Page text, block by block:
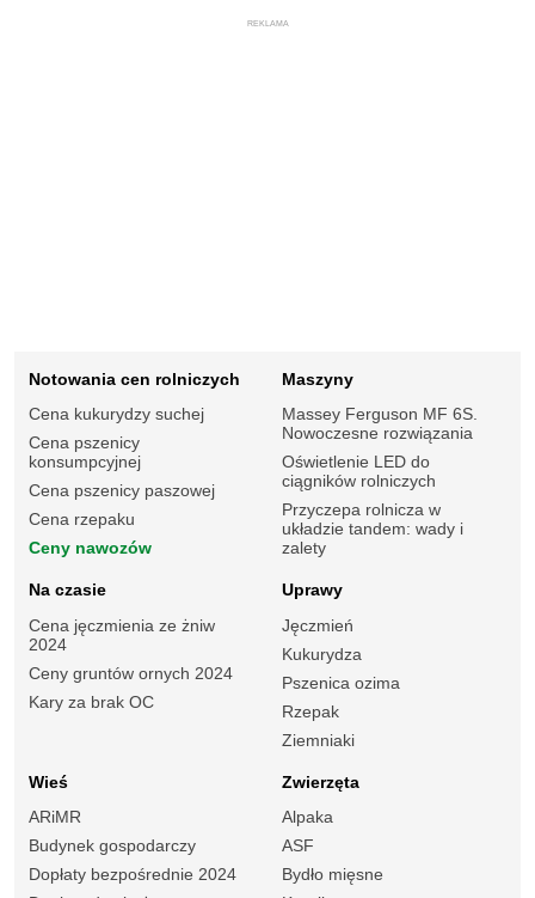
REKLAMA
Notowania cen rolniczych
Cena kukurydzy suchej
Cena pszenicy
konsumpcyjnej
Cena pszenicy paszowej
Cena rzepaku
Ceny nawozów
Maszyny
Massey Ferguson MF 6S.
Nowoczesne rozwiązania
Oświetlenie LED do
ciągników rolniczych
Przyczepa rolnicza w
układzie tandem: wady i
zalety
Na czasie
Cena jęczmienia ze żniw
2024
Ceny gruntów ornych 2024
Kary za brak OC
Uprawy
Jęczmień
Kukurydza
Pszenica ozima
Rzepak
Ziemniaki
Wieś
ARiMR
Budynek gospodarczy
Dopłaty bezpośrednie 2024
Zwierzęta
Alpaka
ASF
Bydło mięsne